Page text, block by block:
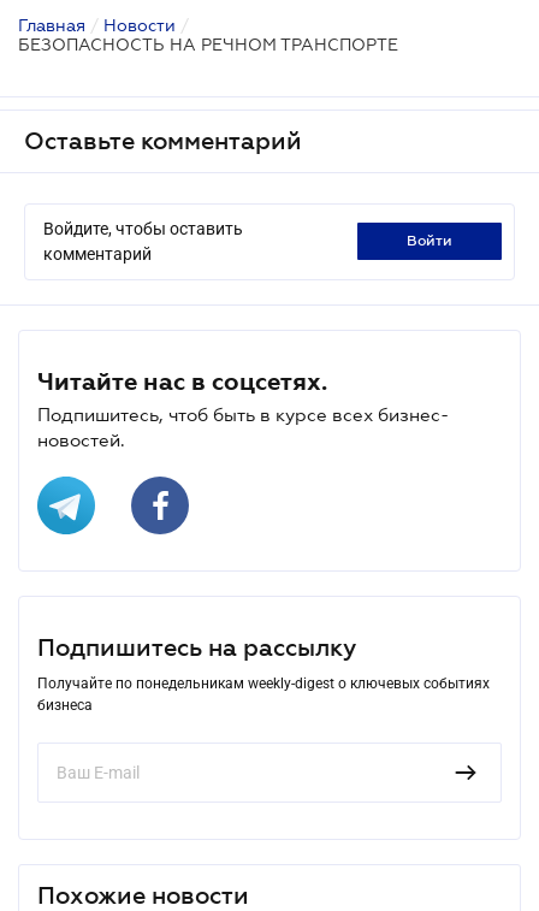
Главная / Новости /
БЕЗОПАСНОСТЬ НА РЕЧНОМ ТРАНСПОРТЕ
Оставьте комментарий
Войдите, чтобы оставить
комментарий
войти
Читайте нас в соцсетях.
Подпишитесь, чтоб быть в курсе всех бизнес-
новостей.
Подпишитесь на рассылку
Получайте по понедельникам weekly-digest о ключевых событиях
бизнеса
Похожие новости